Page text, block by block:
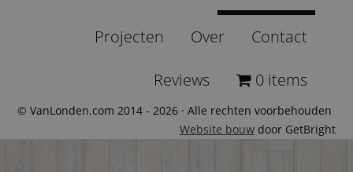
Projecten Over Contact
Reviews 0 items
© VanLonden.com 2014 - 2026 · Alle rechten voorbehouden
Website bouwdoor GetBright